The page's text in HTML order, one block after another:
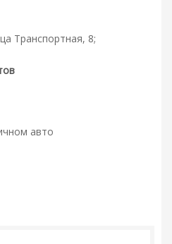
Транспортная, 8;
авто